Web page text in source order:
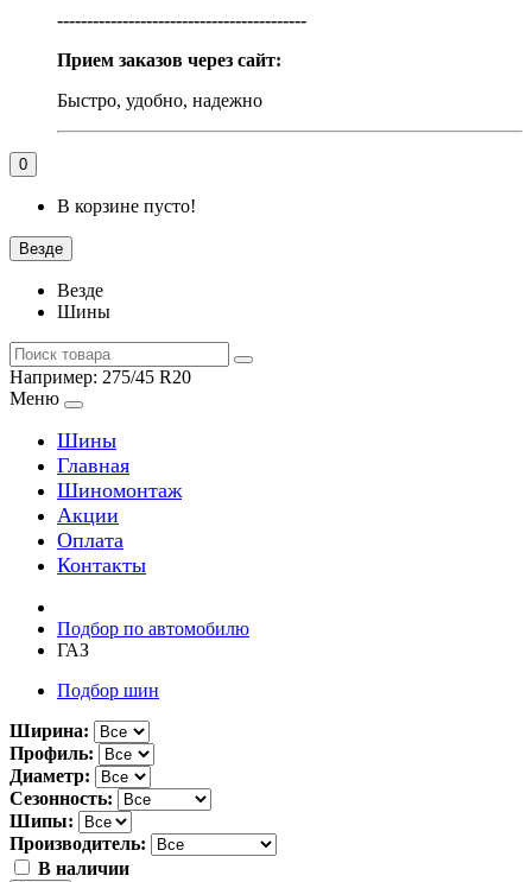
------------------------------------------
Прием заказов через сайт:
Быстро, удобно, надежно
0
В корзине пусто!
Везде
Везде
Шины
Например: 275/45 R20
Меню
Шины
Главная
Шиномонтаж
Акции
Оплата
Контакты
Подбор по автомобилю
ГАЗ
Подбор шин
Ширина:
Профиль:
Диаметр:
Сезонность:
Шипы:
Производитель:
В наличии